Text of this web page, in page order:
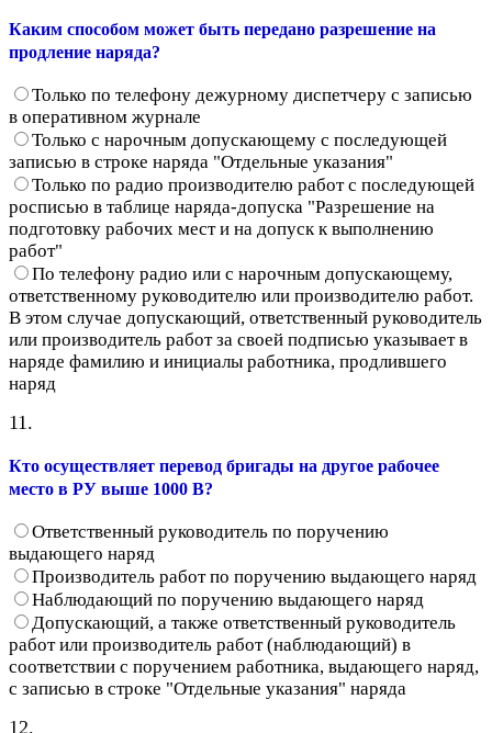
Каким способом может быть передано разрешение на
продление наряда?
Только по телефону дежурному диспетчеру с записью
в оперативном журнале
Только с нарочным допускающему с последующей
записью в строке наряда "Отдельные указания"
Только по радио производителю работ с последующей
росписью в таблице наряда-допуска "Разрешение на
подготовку рабочих мест и на допуск к выполнению
работ"
По телефону радио или с нарочным допускающему,
ответственному руководителю или производителю работ.
В этом случае допускающий, ответственный руководитель
или производитель работ за своей подписью указывает в
наряде фамилию и инициалы работника, продлившего
наряд
11.
Кто осуществляет перевод бригады на другое рабочее
место в РУ выше 1000 В?
Ответственный руководитель по поручению
выдающего наряд
Производитель работ по поручению выдающего наряд
Наблюдающий по поручению выдающего наряд
Допускающий, а также ответственный руководитель
работ или производитель работ (наблюдающий) в
соответствии с поручением работника, выдающего наряд,
с записью в строке "Отдельные указания" наряда
12.